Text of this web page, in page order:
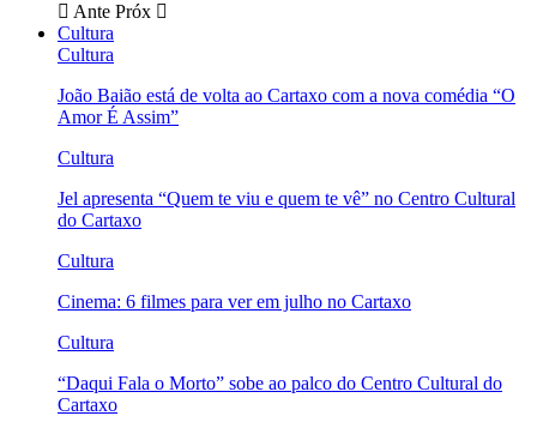
Ante Próx
Cultura
Cultura
João Baião está de volta ao Cartaxo com a nova comédia “O
Amor É Assim”
Cultura
Jel apresenta “Quem te viu e quem te vê” no Centro Cultural
do Cartaxo
Cultura
Cinema: 6 filmes para ver em julho no Cartaxo
Cultura
“Daqui Fala o Morto” sobe ao palco do Centro Cultural do
Cartaxo